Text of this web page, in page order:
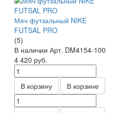
Мяч футзальный NIKE
FUTSAL PRO
(5)
В наличии Арт. DM4154-100
4 420 руб.
В корзину В корзине